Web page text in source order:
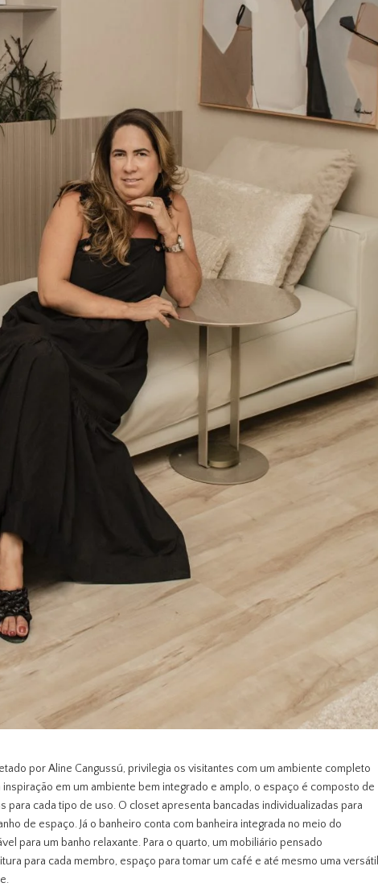
por Aline Cangussú, privilegia os visitantes com um ambiente completo
em um ambiente bem integrado e amplo, o espaço é composto de
cada tipo de uso. O closet apresenta bancadas individualizadas para
de espaço. Já o banheiro conta com banheira integrada no meio do
para um banho relaxante. Para o quarto, um mobiliário pensado
para cada membro, espaço para tomar um café e até mesmo uma versátil